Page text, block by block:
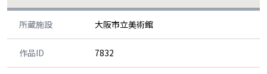
所蔵施設 大阪市立美術館
作品ID 7832